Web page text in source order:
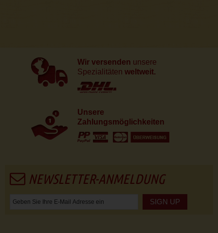
Wir versenden unsere
Spezialitäten weltweit.
Unsere
Zahlungsmöglichkeiten
NEWSLETTER-ANMELDUNG
SIGN UP